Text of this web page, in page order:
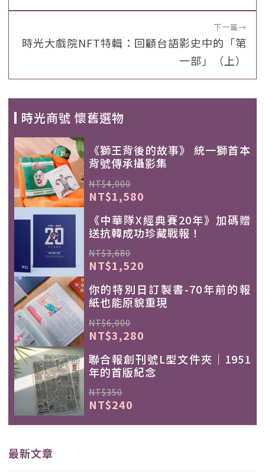
下一篇→
時光大戲院NFT特輯：回顧台語影史中的「第
一部」（上）
時光商號 懷舊選物
《獅王背後的故事》 統一獅首本
背號傳承攝影集
NT$4,000
NT$1,580
《中華隊X經典賽20年》加碼贈
送抗韓成功珍藏戰報！
NT$3,680
NT$1,520
你的特別日訂製書-70年前的報
紙也能原貌重現
NT$6,000
NT$3,280
聯合報創刊號L型文件夾｜1951
年的首版紀念
NT$350
NT$240
最新文章